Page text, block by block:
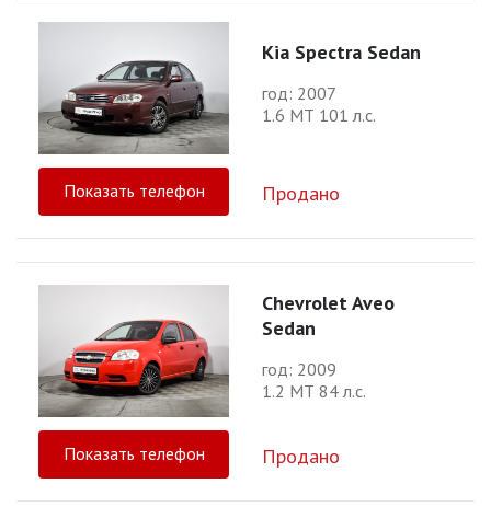
Kia Spectra Sedan
год: 2007
1.6 МТ 101 л.с.
Показать телефон Продано
Chevrolet Aveo
Sedan
год: 2009
1.2 МТ 84 л.с.
Показать телефон Продано